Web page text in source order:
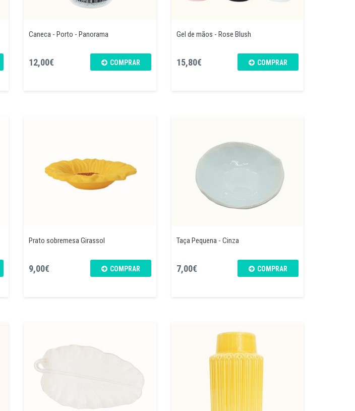
Caneca - Porto - Panorama
12,00€ COMPRAR
Gel de mãos - Rose Blush
15,80€ COMPRAR
Prato sobremesa Girassol
9,00€ COMPRAR
Taça Pequena - Cinza
7,00€ COMPRAR